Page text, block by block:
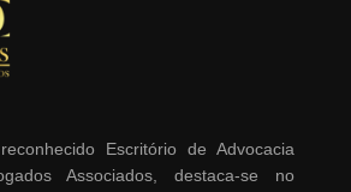
Escritório de Advocacia
Associados, destaca-se no